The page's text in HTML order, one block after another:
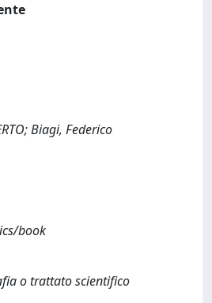
Biagi, Federico
book
o trattato scientifico